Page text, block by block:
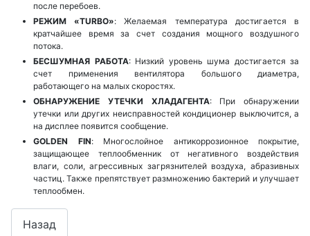
после перебоев.
РЕЖИМ «TURBO»: Желаемая температура достигается в
кратчайшее время за счет создания мощного воздушного
потока.
БЕСШУМНАЯ РАБОТА: Низкий уровень шума достигается за
счет применения вентилятора большого диаметра,
работающего на малых скоростях.
ОБНАРУЖЕНИЕ УТЕЧКИ ХЛАДАГЕНТА: При обнаружении
утечки или других неисправностей кондиционер выключится, а
на дисплее появится сообщение.
GOLDEN FIN: Многослойное антикоррозионное покрытие,
защищающее теплообменник от негативного воздействия
влаги, соли, агрессивных загрязнителей воздуха, абразивных
частиц. Также препятствует размножению бактерий и улучшает
теплообмен.